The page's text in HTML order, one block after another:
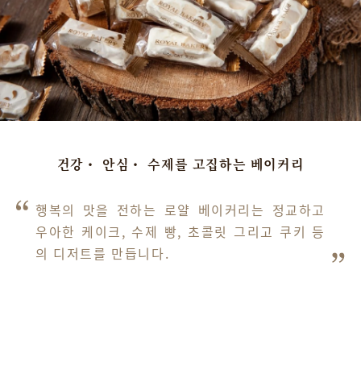
건강・ 안심・ 수제를 고집하는 베이커리
행복의 맛을 전하는 로얄 베이커리는 정교하고
우아한 케이크, 수제 빵, 초콜릿 그리고 쿠키 등
의 디저트를 만듭니다.